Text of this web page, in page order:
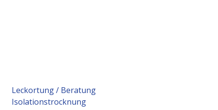
Leckortung / Beratung
Isolationstrocknung